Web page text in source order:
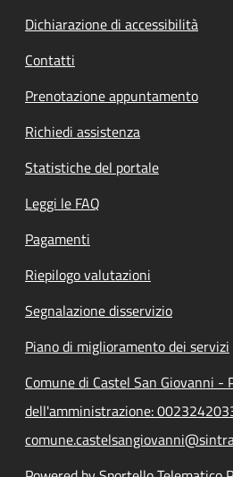
Dichiarazione di accessibilità
Contatti
Prenotazione appuntamento
Richiedi assistenza
Statistiche del portale
Leggi le FAQ
Pagamenti
Riepilogo valutazioni
Segnalazione disservizio
Piano di miglioramento dei servizi
Comune di Castel San Giovanni -
dell'amministrazione: